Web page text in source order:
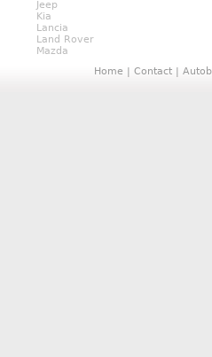
Jeep
Kia
Lancia
Land Rover
Mazda
Home | Contact |